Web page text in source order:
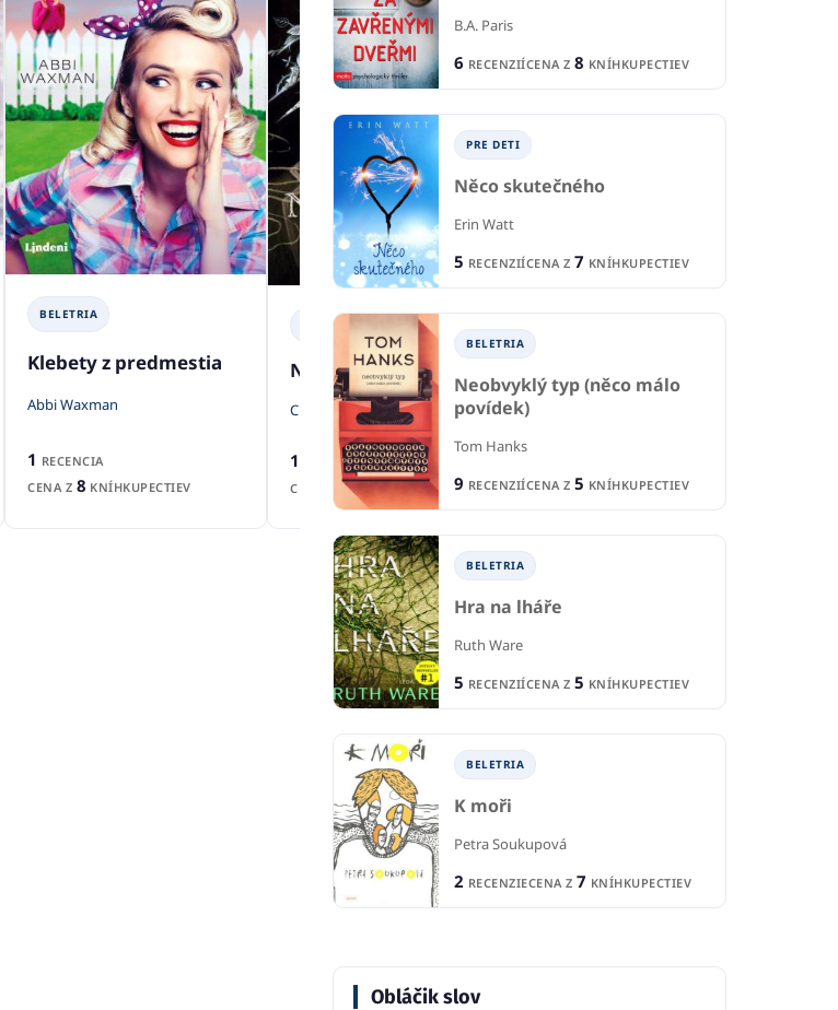
BELETRIA
Klebety z predmestia
Abbi Waxman
1 RECENCIA
CENA Z 8 KNÍHKUPECTIEV
BELETRIA
Nevpúšťaj sem les
C.G. Drews
1
RECENCIA
CENA Z
10KNÍHKUPECTIEV
CENA Z2KNÍHKUPECTIEV
B.A. Paris
6 RECENZIÍCENA Z 8 KNÍHKUPECTIEV
PRE DETI
Něco skutečného
Erin Watt
5 RECENZIÍCENA Z 7 KNÍHKUPECTIEV
BELETRIA
Neobvyklý typ (něco málo
povídek)
Tom Hanks
9 RECENZIÍCENA Z 5 KNÍHKUPECTIEV
BELETRIA
Hra na lháře
Ruth Ware
5 RECENZIÍCENA Z 5 KNÍHKUPECTIEV
BELETRIA
K moři
Petra Soukupová
2 RECENZIECENA Z 7 KNÍHKUPECTIEV
Obláčik slov